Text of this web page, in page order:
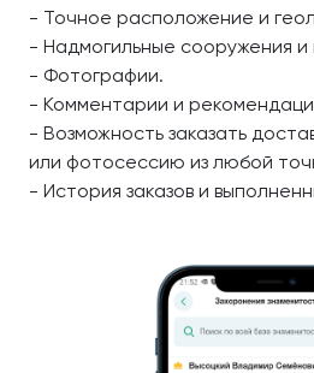
- Точное расположение и
- Надмогильные сооружения и
- Фотографии.
- Комментарии и
- Возможность заказать
или фотосессию из любой
- История заказов и